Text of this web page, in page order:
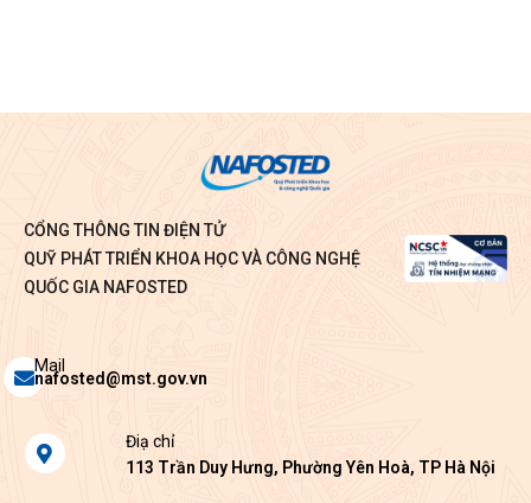
CỔNG THÔNG TIN ĐIỆN TỬ
QUỸ PHÁT TRIỂN KHOA HỌC VÀ CÔNG NGHỆ
QUỐC GIA NAFOSTED
Envelope
Mail
nafosted@mst.gov.vn
Map-
marker-
Điạ chỉ
113 Trần Duy Hưng, Phường Yên Hoà, TP Hà Nội